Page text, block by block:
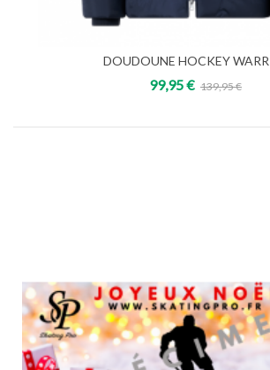
DOUDOUNE HOCKEY
99,95 € 139,95 €